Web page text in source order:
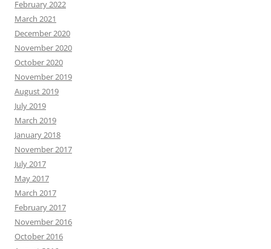
February 2022
March 2021
December 2020
November 2020
October 2020
November 2019
August 2019
July 2019
March 2019
January 2018
November 2017
July 2017
May 2017
March 2017
February 2017
November 2016
October 2016